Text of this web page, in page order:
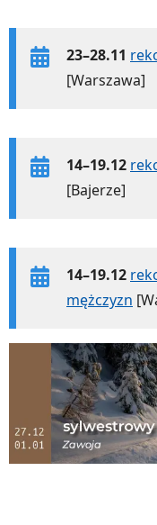
23–28.11
[Warszawa]
14–19.12
[Bajerze]
14–19.12
mężczyzn